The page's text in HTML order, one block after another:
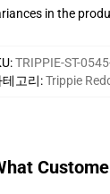
in the
:TRIPPIE-ST-
테고리:Trippie